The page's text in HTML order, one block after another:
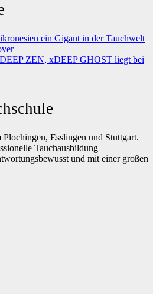
ein Gigant in der Tauchwelt
ZEN, xDEEP GHOST liegt bei
Esslingen und Stuttgart.
Tauchausbildung –
und mit einer großen